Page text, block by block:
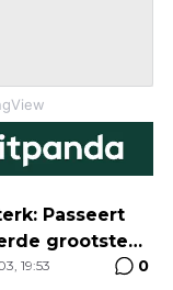
Passeert
grootste
19:53 0